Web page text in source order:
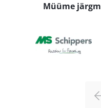
Müüme